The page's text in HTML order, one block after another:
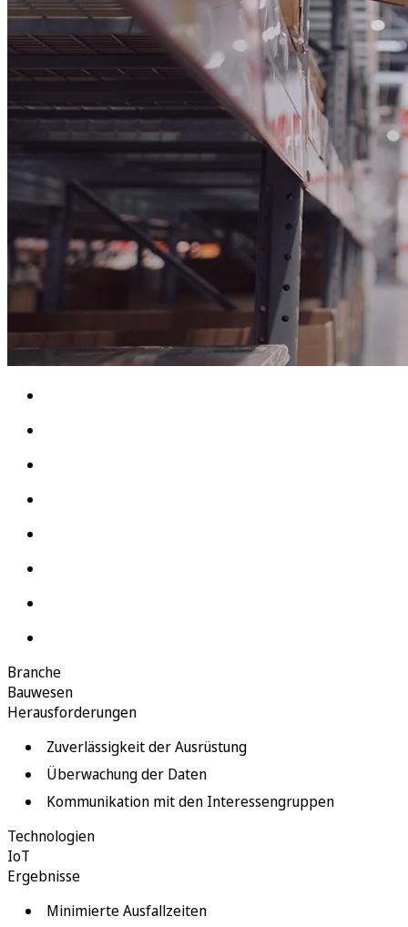
Branche
Bauwesen
Herausforderungen
Zuverlässigkeit der Ausrüstung
Überwachung der Daten
Kommunikation mit den Interessengruppen
Technologien
IoT
Ergebnisse
Minimierte Ausfallzeiten